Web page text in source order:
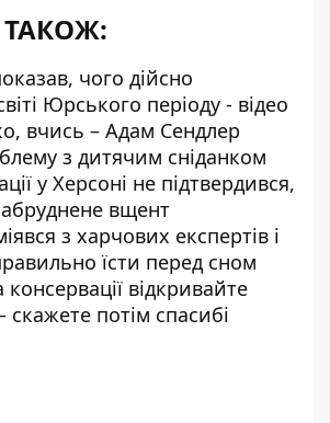
чого дійсно
Юрського періоду - відео
вчись – Адам Сендлер
з дитячим сніданком
у Херсоні не підтвердився,
вщент
з харчових експертів і
їсти перед сном
відкривайте
скажете потім спасибі